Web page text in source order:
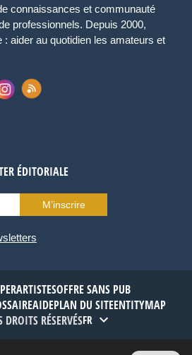
connaissances et communauté
professionnels. Depuis 2000,
aider au quotidien les amateurs et
ÉDITORIALE
M’inscrire
ARTISTESOFFRE SANS PUB
AIDEPLAN DU SITEENTITYMAP
RÉSERVÉSFR